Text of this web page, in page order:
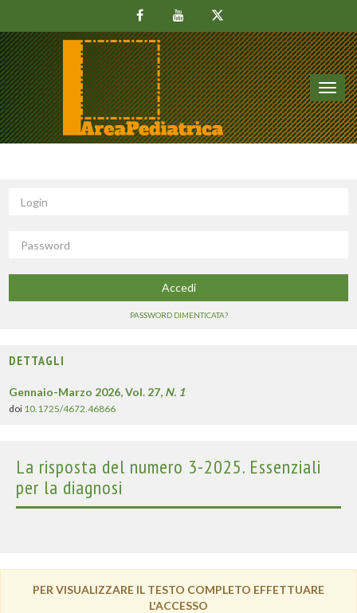
Accedi
PASSWORD DIMENTICATA?
DETTAGLI
Gennaio-Marzo 2026, Vol. 27, N. 1
doi 10.1725/4672.46866
La risposta del numero 3-2025. Essenziali
per la diagnosi
PER VISUALIZZARE IL TESTO COMPLETO EFFETTUARE
L'ACCESSO